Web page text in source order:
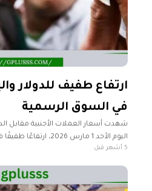
ارتفاع طفيف للدولار
في السوق الرسمية
شهدت أسعار العملات الأجنبية مقابل
اليوم الأحد 1 مارس
مقارنة بنهاية الأسبوع الماضي. وارتفع5 أشهر قبل